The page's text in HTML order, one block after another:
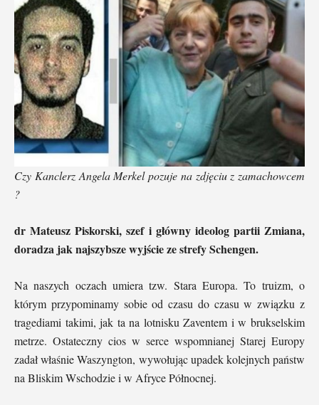
Czy Kanclerz Angela Merkel pozuje na zdjęciu z zamachowcem
?
dr Mateusz Piskorski, szef i główny ideolog partii Zmiana,
doradza jak najszybsze wyjście ze strefy Schengen.
Na naszych oczach umiera tzw. Stara Europa. To truizm, o
którym przypominamy sobie od czasu do czasu w związku z
tragediami takimi, jak ta na lotnisku Zaventem i w brukselskim
metrze. Ostateczny cios w serce wspomnianej Starej Europy
zadał właśnie Waszyngton, wywołując upadek kolejnych państw
na Bliskim Wschodzie i w Afryce Północnej.